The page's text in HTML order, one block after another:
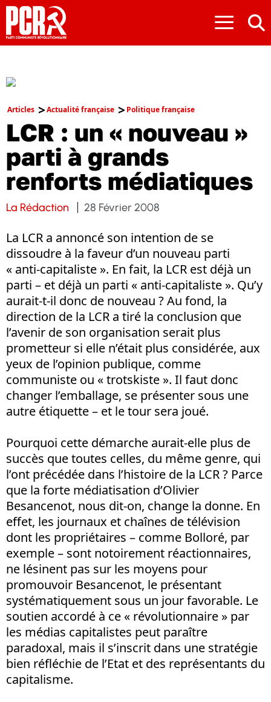
≡
Articles Actualité française Politique française
LCR : un « nouveau »
parti à grands
renforts médiatiques
La Rédaction 28 Février 2008
La LCR a annoncé son intention de se
dissoudre à la faveur d’un nouveau parti
« anti-capitaliste ». En fait, la LCR est déjà un
parti – et déjà un parti « anti-capitaliste ». Qu’y
aurait-t-il donc de nouveau ? Au fond, la
direction de la LCR a tiré la conclusion que
l’avenir de son organisation serait plus
prometteur si elle n’était plus considérée, aux
yeux de l’opinion publique, comme
communiste ou « trotskiste ». Il faut donc
changer l’emballage, se présenter sous une
autre étiquette – et le tour sera joué.
Pourquoi cette démarche aurait-elle plus de
succès que toutes celles, du même genre, qui
l’ont précédée dans l’histoire de la LCR ? Parce
que la forte médiatisation d’Olivier
Besancenot, nous dit-on, change la donne. En
effet, les journaux et chaînes de télévision
dont les propriétaires – comme Bolloré, par
exemple – sont notoirement réactionnaires,
ne lésinent pas sur les moyens pour
promouvoir Besancenot, le présentant
systématiquement sous un jour favorable. Le
soutien accordé à ce « révolutionnaire » par
les médias capitalistes peut paraître
paradoxal, mais il s’inscrit dans une stratégie
bien réfléchie de l’Etat et des représentants du
capitalisme.